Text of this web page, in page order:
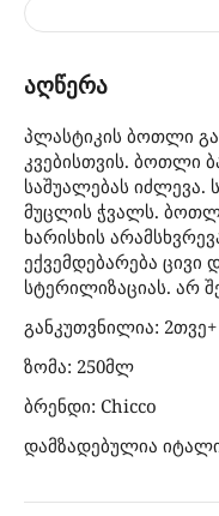
აღწერა
პლასტიკის ბოთლი
კვებისთვის. ბოთლი
საშუალებას იძლევა.
მუცლის ჭვალს.
ხარისხის
ექვემდებარება
სტერილიზაციას. არ
განკუთვნილია: 2თვე+
ზომა: 250მლ
ბრენდი: Chicco
დამზადებულია